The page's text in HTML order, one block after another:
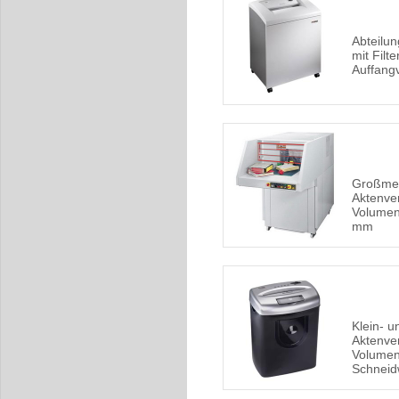
mit
mm
Klein-